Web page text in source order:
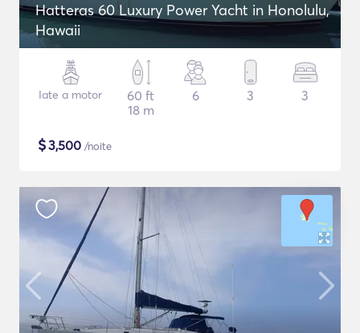
Hatteras 60 Luxury Power Yacht in Honolulu,
Hawaii
Iate a motor
60 ft
18 m
6 3 3
$3,500 /noite